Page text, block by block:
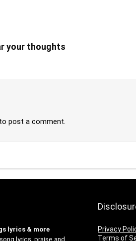
your thoughts
to post a comment.
lyrics & more
lyrics, praise and
Privacy
Terms of